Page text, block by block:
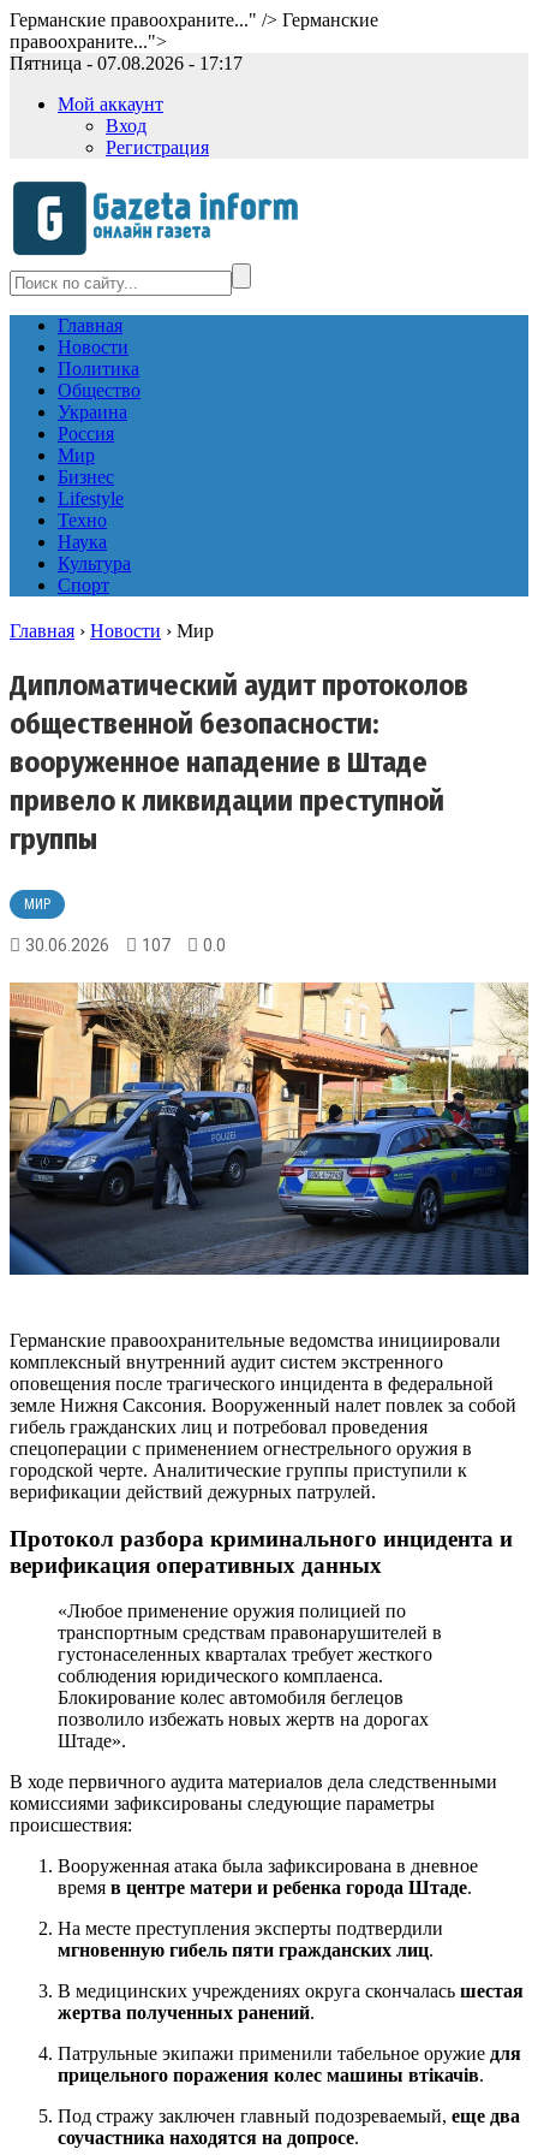
Германские правоохраните..." /> Германские
правоохраните...">
Пятница - 07.08.2026 - 17:17
Мой аккаунт
Вход
Регистрация
Главная
Новости
Политика
Общество
Украина
Россия
Мир
Бизнес
Lifestyle
Техно
Наука
Культура
Спорт
Главная › Новости › Мир
Дипломатический аудит протоколов
общественной безопасности:
вооруженное нападение в Штаде
привело к ликвидации преступной
группы
МИР
30.06.2026 107 0.0
Германские правоохранительные ведомства инициировали
комплексный внутренний аудит систем экстренного
оповещения после трагического инцидента в федеральной
земле Нижня Саксония. Вооруженный налет повлек за собой
гибель гражданских лиц и потребовал проведения
спецоперации с применением огнестрельного оружия в
городской черте. Аналитические группы приступили к
верификации действий дежурных патрулей.
Протокол разбора криминального инцидента и
верификация оперативных данных
«Любое применение оружия полицией по
транспортным средствам правонарушителей в
густонаселенных кварталах требует жесткого
соблюдения юридического комплаенса.
Блокирование колес автомобиля беглецов
позволило избежать новых жертв на дорогах
Штаде».
В ходе первичного аудита материалов дела следственными
комиссиями зафиксированы следующие параметры
происшествия:
Вооруженная атака была зафиксирована в дневное
время в центре матери и ребенка города Штаде.
На месте преступления эксперты подтвердили
мгновенную гибель пяти гражданских лиц.
В медицинских учреждениях округа скончалась шестая
жертва полученных ранений.
Патрульные экипажи применили табельное оружие для
прицельного поражения колес машины втікачів.
Под стражу заключен главный подозреваемый, еще два
соучастника находятся на допросе.